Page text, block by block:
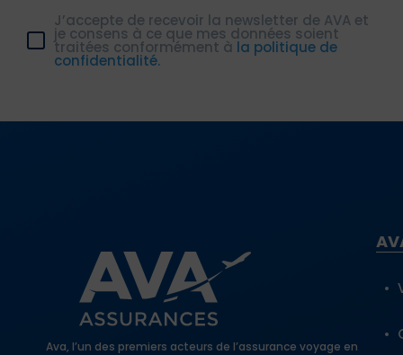
J’accepte de recevoir la newsletter de AVA et
je consens à ce que mes données soient
traitées conformément à la politique de
confidentialité.
Ava, l’un des premiers acteurs de l’assurance voyage en